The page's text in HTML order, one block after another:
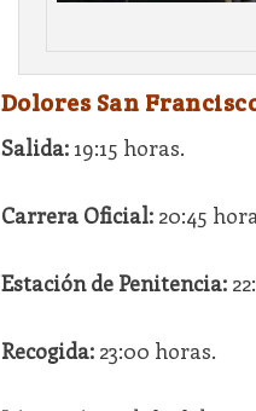
Dolores San
Salida:19:15 horas.
Carrera Oficial:20:45
Estación de Penitencia:
Recogida:23:00 horas.